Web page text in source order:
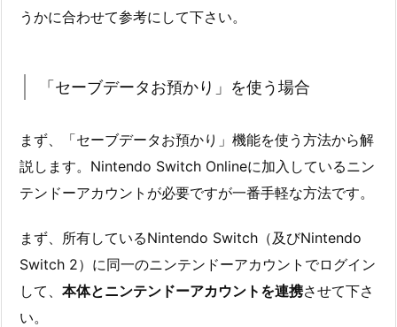
うかに合わせて参考にして下さい。
「セーブデータお預かり」を使う場合
まず、「セーブデータお預かり」機能を使う方法から解
説します。Nintendo Switch Onlineに加入しているニン
テンドーアカウントが必要ですが一番手軽な方法です。
まず、所有しているNintendo Switch（及びNintendo
Switch 2）に同一のニンテンドーアカウントでログイン
して、 本体とニンテンドーアカウントを連携させて下さ
い。